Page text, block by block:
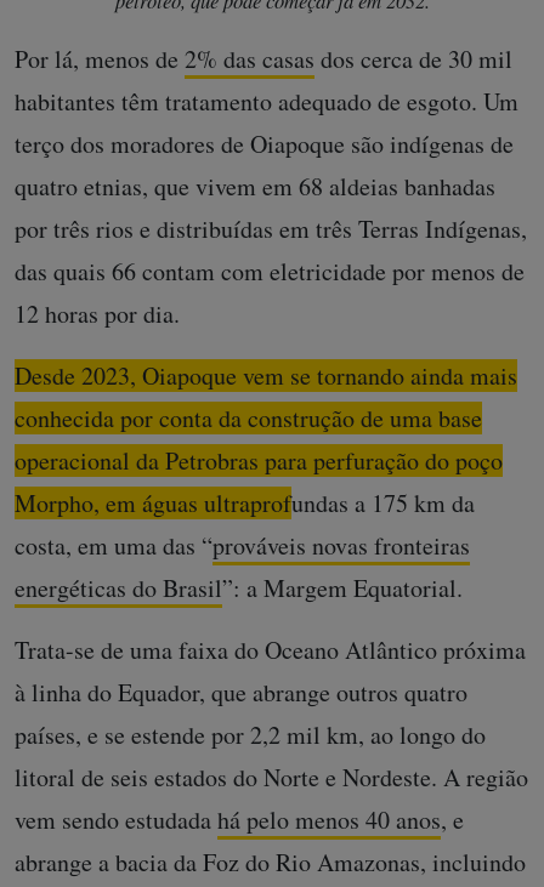
Por lá, menos de 2% das casas dos cerca de 30 mil
habitantes têm tratamento adequado de esgoto. Um
terço dos moradores de Oiapoque são indígenas de
quatro etnias, que vivem em 68 aldeias banhadas
por três rios e distribuídas em três Terras Indígenas,
das quais 66 contam com eletricidade por menos de
12 horas por dia.
Desde 2023, Oiapoque vem se tornando ainda mais
conhecida por conta da construção de uma base
operacional da Petrobras para perfuração do poço
Morpho, em águas ultraprofundas a 175 km da
costa, em uma das “prováveis novas fronteiras
energéticas do Brasil”: a Margem Equatorial.
Trata-se de uma faixa do Oceano Atlântico próxima
à linha do Equador, que abrange outros quatro
países, e se estende por 2,2 mil km, ao longo do
litoral de seis estados do Norte e Nordeste. A região
vem sendo estudadahá pelo menos 40 anos, e
abrange a bacia da Foz do Rio Amazonas, incluindo